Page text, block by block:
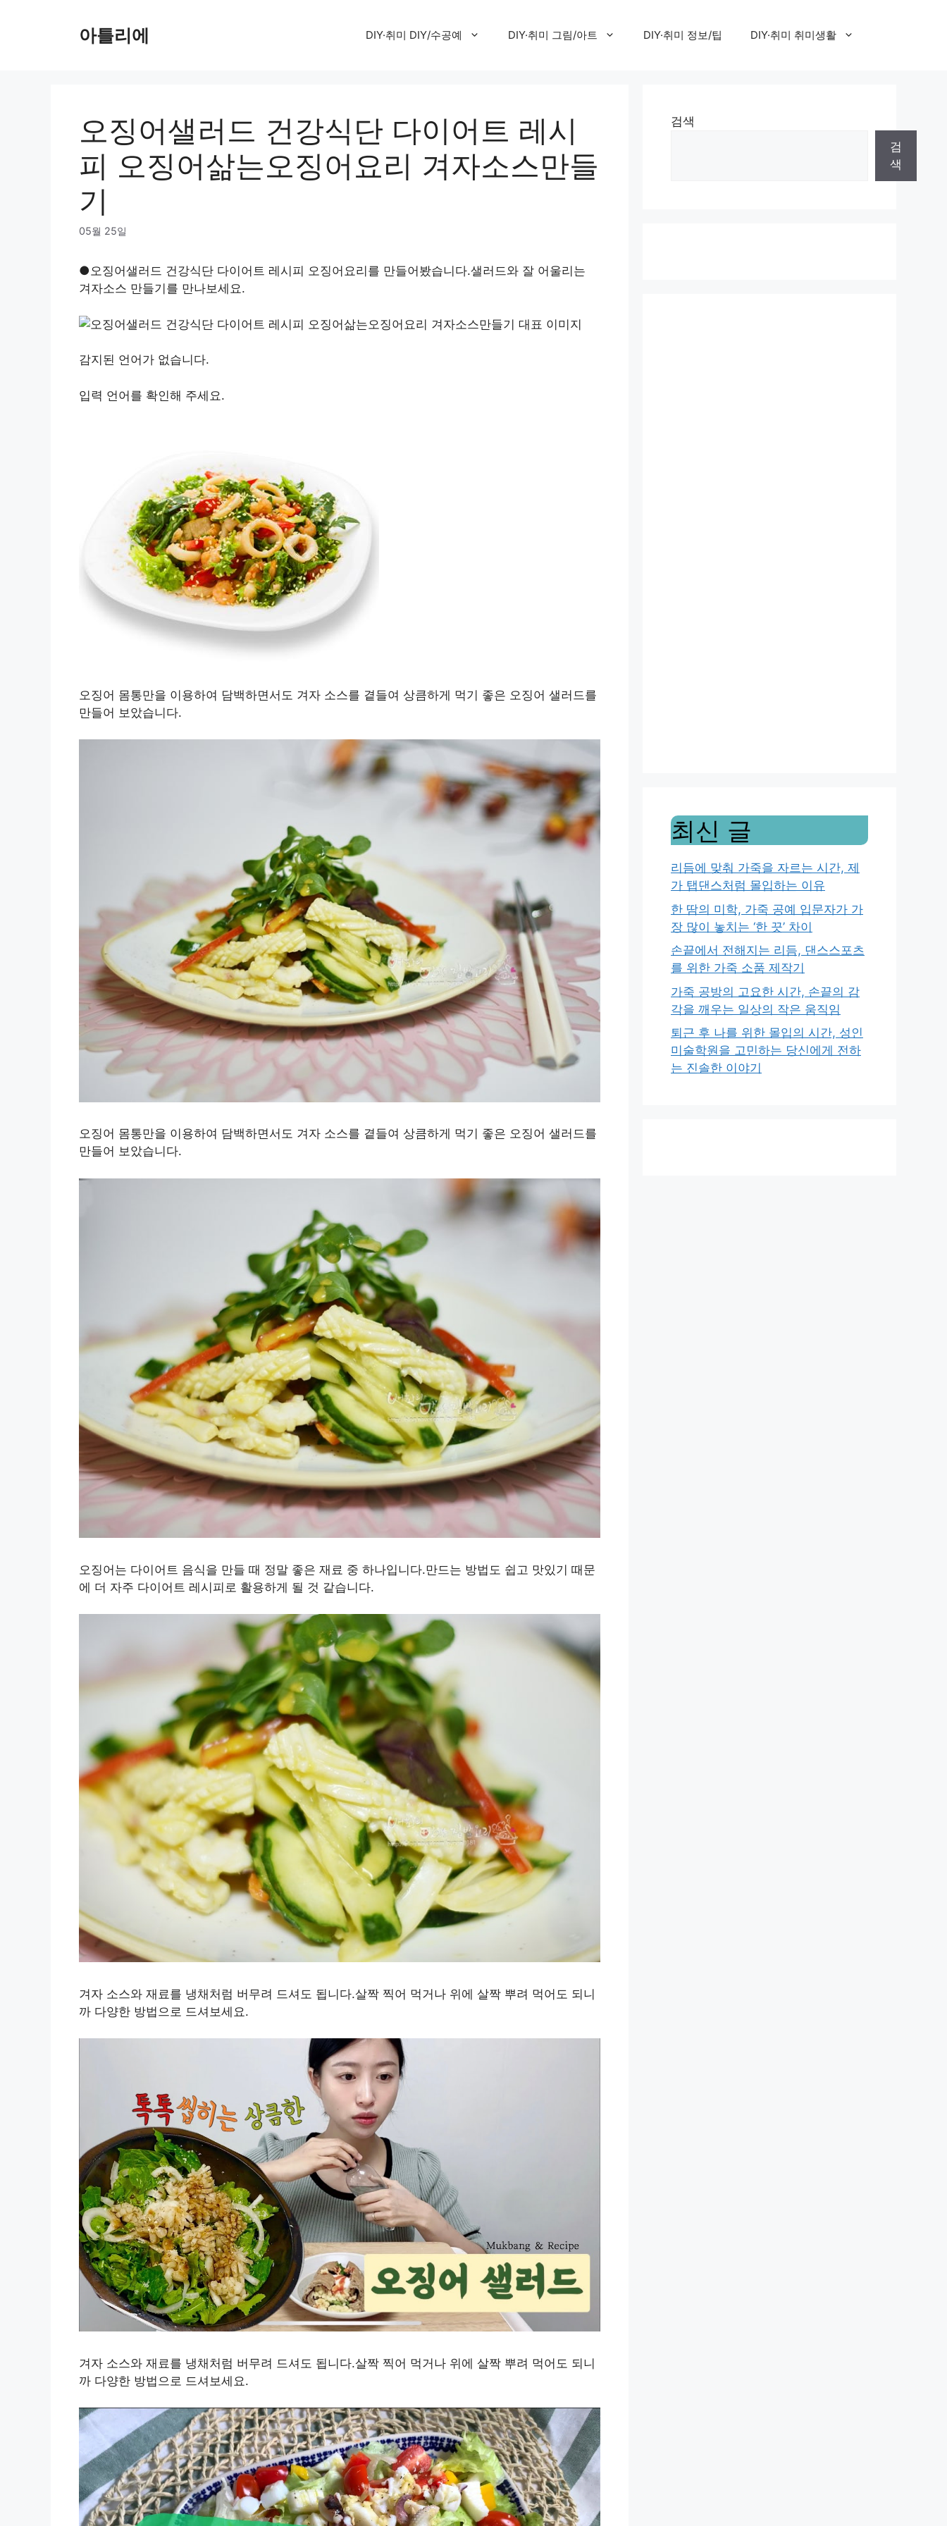
아틀리에 DIY·취미 DIY/수공예 DIY·취미 그림/아트 DIY·취미 정보/팁 DIY·취미 취미생활
오징어샐러드 건강식단 다이어트 레시
피 오징어삶는오징어요리 겨자소스만들
기
05월 25일
●오징어샐러드 건강식단 다이어트 레시피 오징어요리를 만들어봤습니다.샐러드와 잘 어울리는
겨자소스 만들기를 만나보세요.
감지된 언어가 없습니다.
입력 언어를 확인해 주세요.
오징어 몸통만을 이용하여 담백하면서도 겨자 소스를 곁들여 상큼하게 먹기 좋은 오징어 샐러드를
만들어 보았습니다.
오징어 몸통만을 이용하여 담백하면서도 겨자 소스를 곁들여 상큼하게 먹기 좋은 오징어 샐러드를
만들어 보았습니다.
오징어는 다이어트 음식을 만들 때 정말 좋은 재료 중 하나입니다.만드는 방법도 쉽고 맛있기 때문
에 더 자주 다이어트 레시피로 활용하게 될 것 같습니다.
겨자 소스와 재료를 냉채처럼 버무려 드셔도 됩니다.살짝 찍어 먹거나 위에 살짝 뿌려 먹어도 되니
까 다양한 방법으로 드셔보세요.
겨자 소스와 재료를 냉채처럼 버무려 드셔도 됩니다.살짝 찍어 먹거나 위에 살짝 뿌려 먹어도 되니
까 다양한 방법으로 드셔보세요.
검색
검
색
최신 글
리듬에 맞춰 가죽을 자르는 시간, 제
가 탭댄스처럼 몰입하는 이유
한 땀의 미학, 가죽 공예 입문자가 가
장 많이 놓치는 ‘한 끗’ 차이
손끝에서 전해지는 리듬, 댄스스포츠
를 위한 가죽 소품 제작기
가죽 공방의 고요한 시간, 손끝의 감
각을 깨우는 일상의 작은 움직임
퇴근 후 나를 위한 몰입의 시간, 성인
미술학원을 고민하는 당신에게 전하
는 진솔한 이야기